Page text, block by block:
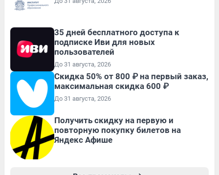
35 дней бесплатного доступа к
подписке Иви для новых
пользователей
До 31 августа, 2026
Скидка 50% от 800 ₽ на первый заказ,
максимальная скидка 600 ₽
До 31 августа, 2026
Получить скидку на первую и
повторную покупку билетов на
Яндекс Афише